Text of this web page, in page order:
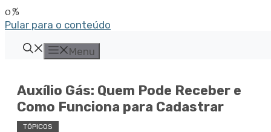
Pular para o conteúdo
Menu
Auxílio Gás: Quem Pode Receber e
Como Funciona para Cadastrar
TÓPICOS